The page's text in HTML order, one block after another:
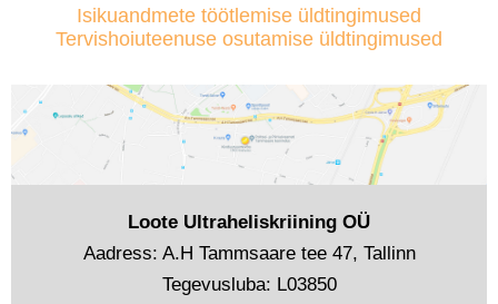
Isikuandmete töötlemise üldtingimused
Tervishoiuteenuse osutamise üldtingimused
Loote Ultraheliskriining OÜ
Aadress: A.H Tammsaare tee 47, Tallinn
Tegevusluba: L03850